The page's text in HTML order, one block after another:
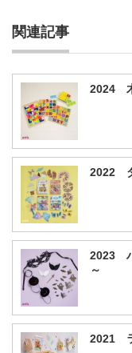
関連記事
2024
2022
2023
～
2021